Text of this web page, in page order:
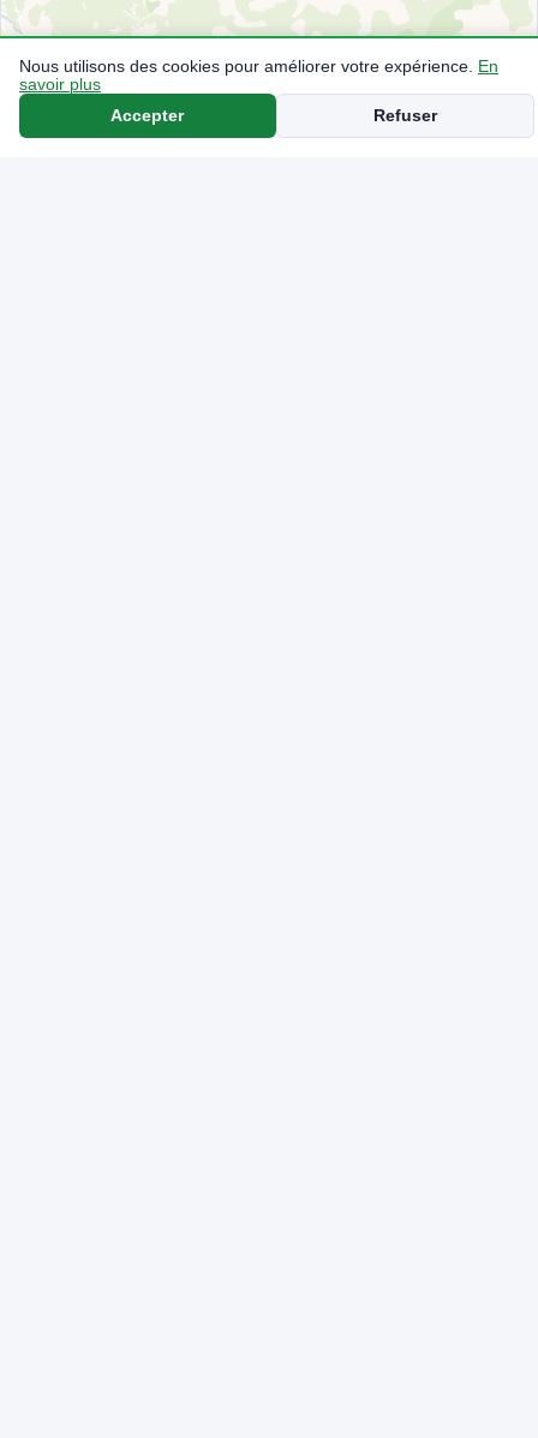
Nous utilisons des cookies pour améliorer votre expérience.
En
savoir plus
Accepter Refuser